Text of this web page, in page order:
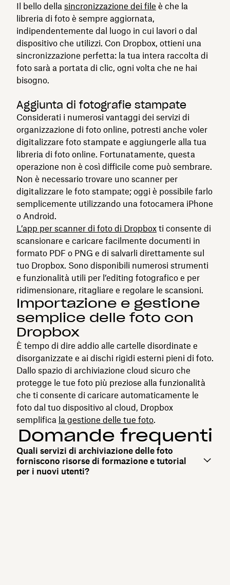
Il bello della sincronizzazione dei file è che la
libreria di foto è sempre aggiornata,
indipendentemente dal luogo in cui lavori o dal
dispositivo che utilizzi. Con Dropbox, ottieni una
sincronizzazione perfetta: la tua intera raccolta di
foto sarà a portata di clic, ogni volta che ne hai
bisogno.
Aggiunta di fotografie stampate
Considerati i numerosi vantaggi dei servizi di
organizzazione di foto online, potresti anche voler
digitalizzare foto stampate e aggiungerle alla tua
libreria di foto online. Fortunatamente, questa
operazione non è così difficile come può sembrare.
Non è necessario trovare uno scanner per
digitalizzare le foto stampate; oggi è possibile farlo
semplicemente utilizzando una fotocamera iPhone
o Android.
L’app per scanner di foto di Dropbox ti consente di
scansionare e caricare facilmente documenti in
formato PDF o PNG e di salvarli direttamente sul
tuo Dropbox. Sono disponibili numerosi strumenti
e funzionalità utili per l’editing fotografico e per
ridimensionare, ritagliare e regolare le scansioni.
Importazione e gestione
semplice delle foto con
Dropbox
È tempo di dire addio alle cartelle disordinate e
disorganizzate e ai dischi rigidi esterni pieni di foto.
Dallo spazio di archiviazione cloud sicuro che
protegge le tue foto più preziose alla funzionalità
che ti consente di caricare automaticamente le
foto dal tuo dispositivo al cloud, Dropbox
semplifica la gestione delle tue foto.
Domande frequenti
Quali servizi di archiviazione delle foto
forniscono risorse di formazione e tutorial
per i nuovi utenti?